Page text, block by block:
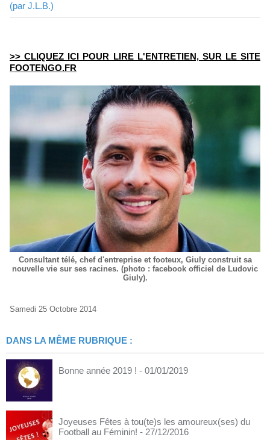
(par J.L.B.)
>> CLIQUEZ ICI POUR LIRE L'ENTRETIEN, SUR LE SITE
FOOTENGO.FR
Consultant télé, chef d'entreprise et footeux, Giuly construit sa
nouvelle vie sur ses racines. (photo : facebook officiel de Ludovic
Giuly).
Samedi 25 Octobre 2014
DANS LA MÊME RUBRIQUE :
Bonne année 2019 ! - 01/01/2019
Joyeuses Fêtes à tou(te)s les amoureux(ses) du
Football au Féminin! - 27/12/2016